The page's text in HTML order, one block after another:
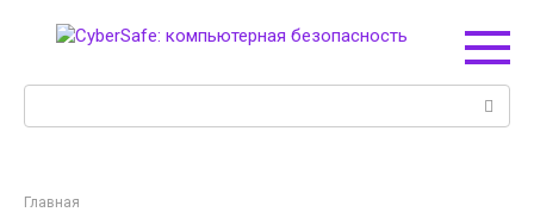
Главная